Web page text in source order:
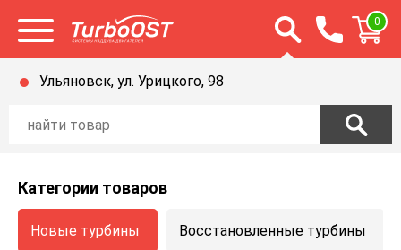
Открыть меню Открыть строку
0
Ульяновск, ул. Урицкого, 98
Категории товаров
Новые турбины Восстановленные турбины